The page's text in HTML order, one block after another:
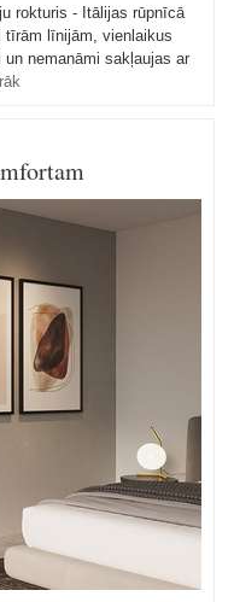
rokturis - Itālijas rūpnīcā
tīrām līnijām, vienlaikus
nemanāmi sakļaujas ar